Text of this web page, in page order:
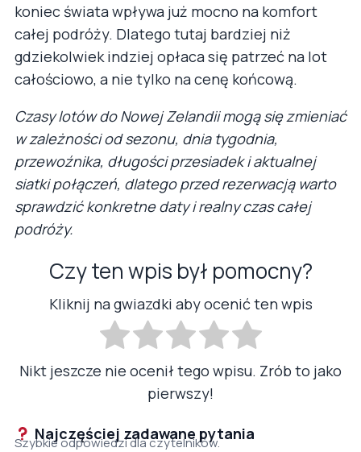
koniec świata wpływa już mocno na komfort
całej podróży. Dlatego tutaj bardziej niż
gdziekolwiek indziej opłaca się patrzeć na lot
całościowo, a nie tylko na cenę końcową.
Czasy lotów do Nowej Zelandii mogą się zmieniać
w zależności od sezonu, dnia tygodnia,
przewoźnika, długości przesiadek i aktualnej
siatki połączeń, dlatego przed rezerwacją warto
sprawdzić konkretne daty i realny czas całej
podróży.
Czy ten wpis był pomocny?
Kliknij na gwiazdki aby ocenić ten wpis
Nikt jeszcze nie ocenił tego wpisu. Zrób to jako
pierwszy!
Najczęściej zadawane pytania
Szybkie odpowiedzi dla czytelników.